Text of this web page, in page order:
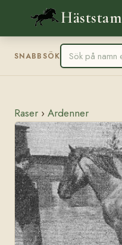
Häststam
SNABBSÖK
Raser › Ardenner